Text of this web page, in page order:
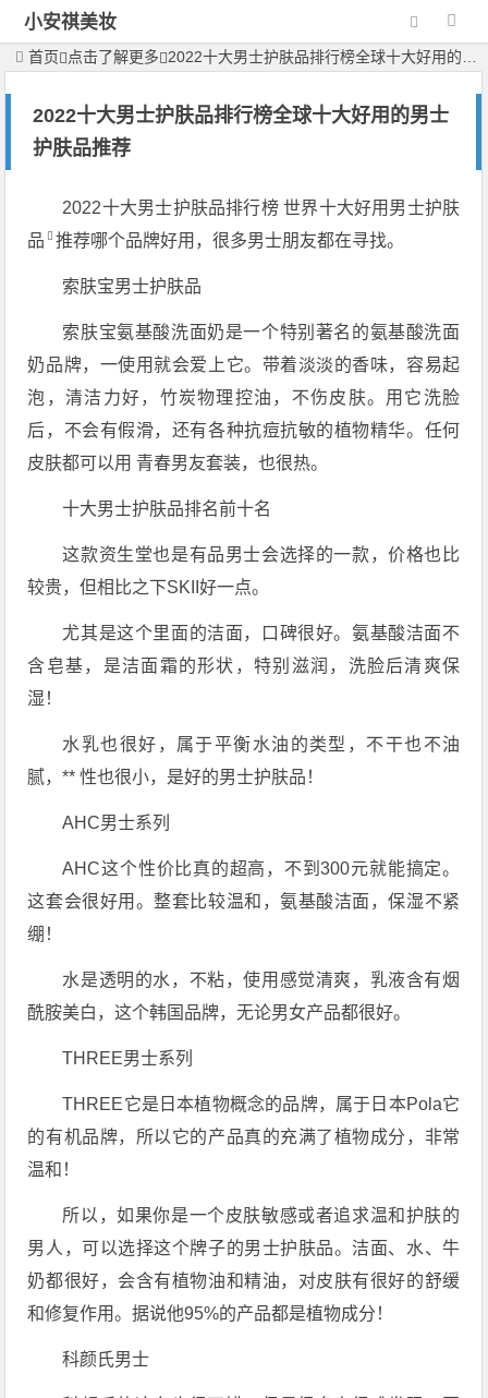
小安祺美妆
首页 点击了解更多 2022十大男士护肤品排行榜全球十大好用的男士护肤品推荐
2022十大男士护肤品排行榜全球十大好用的男士
护肤品推荐
2022十大男士护肤品排行榜 世界十大好用 男士护肤
品
推荐哪个品牌好用，很多男士朋友都在寻找。
索肤宝男士护肤品
索肤宝氨基酸洗面奶是一个特别著名的氨基酸洗面
奶品牌，一使用就会爱上它。带着淡淡的香味，容易起
泡，清洁力好，竹炭物理控油，不伤皮肤。用它洗脸
后，不会有假滑，还有各种抗痘抗敏的植物精华。任何
皮肤都可以用 青春男友套装，也很热。
十大男士护肤品排名前十名
这款资生堂也是有品男士会选择的一款，价格也比
较贵，但相比之下SKII好一点。
尤其是这个里面的洁面，口碑很好。氨基酸洁面不
含皂基，是洁面霜的形状，特别滋润，洗脸后清爽保
湿！
水乳也很好，属于平衡水油的类型，不干也不油
腻，** 性也很小，是好的男士护肤品！
AHC男士系列
AHC这个性价比真的超高，不到300元就能搞定。
这套会很好用。整套比较温和，氨基酸洁面，保湿不紧
绷！
水是透明的水，不粘，使用感觉清爽，乳液含有烟
酰胺美白，这个韩国品牌，无论男女产品都很好。
THREE男士系列
THREE它是日本植物概念的品牌，属于日本Pola它
的有机品牌，所以它的产品真的充满了植物成分，非常
温和！
所以，如果你是一个皮肤敏感或者追求温和护肤的
男人，可以选择这个牌子的男士护肤品。洁面、水、牛
奶都很好，会含有植物油和精油，对皮肤有很好的舒缓
和修复作用。据说他95%的产品都是植物成分！
科颜氏男士